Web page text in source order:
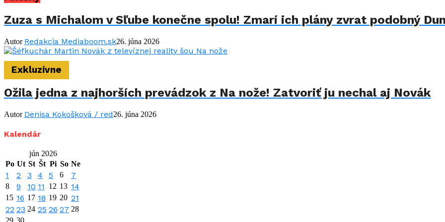
Zuza s Michalom v Sľube konečne spolu! Zmarí ich plány zvrat podobný
Autor Redakcia Mediaboom.sk26. júna 2026
Exkluzívne
Ožila jedna z najhorších prevádzok z Na nože! Zatvoriť ju nechal aj Novák
Autor Denisa Kokošková / red26. júna 2026
Kalendár
jún 2026
Po Ut St Št Pi So Ne
1 2 3 4 5 6 7
8 9 10 11 12 13 14
15 16 17 18 19 20 21
22 23 24 25 26 27 28